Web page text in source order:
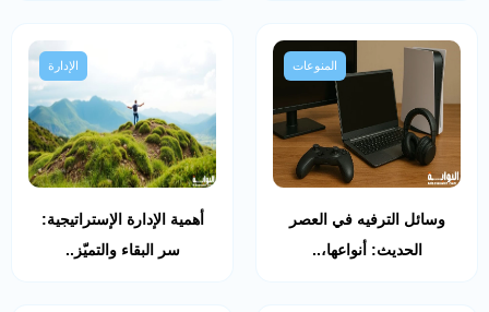
المنوعات
وسائل الترفيه في العصر
الحديث: أنواعها،..
الإدارة
أهمية الإدارة الإستراتيجية:
سر البقاء والتميّز..